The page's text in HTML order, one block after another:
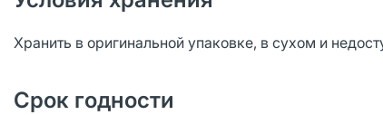
Хранить в оригинальной упаковке, в сухом и
Срок годности